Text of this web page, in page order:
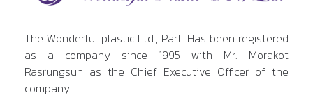
The Wonderful plastic Ltd., Part. Has been registered
as a company since 1995 with Mr. Morakot
Rasrungsun as the Chief Executive Officer of the
company.